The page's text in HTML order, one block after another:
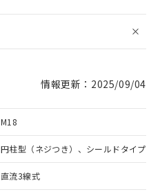
情報更新：2025/09/04
M18
円柱型（ネジつき）、シールドタイプ
直流3線式